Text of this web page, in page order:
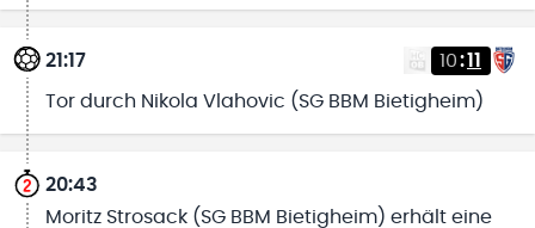
21:17 10:11
Tor durch Nikola Vlahovic (SG BBM Bietigheim)
20:43
Moritz Strosack (SG BBM Bietigheim) erhält eine